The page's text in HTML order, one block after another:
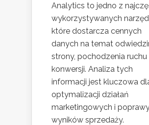
Analytics to jedno z
wykorzystywanych
które dostarcza cennych
danych na temat
strony, pochodzenia ruchu
konwersji. Analiza tych
informacji jest kluczowa
optymalizacji działań
marketingowych i
wyników sprzedaży.